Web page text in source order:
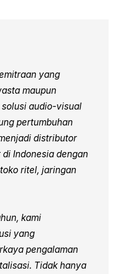
yang
maupun
audio-visual
pertumbuhan
distributor
Indonesia dengan
ritel, jaringan
kami
yang
pengalaman
Tidak hanya